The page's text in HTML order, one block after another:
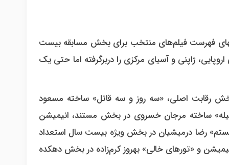
فهرست فیلم‌های منتخب برای بخش مسابقه بیست
ژاپنی و آسیای مرکزی را دربرگرفته اما حتی یک
رقابت اصلی، «سه روز و سه قاتل» ساخته مسعود
ساخته مرجان خسروی در بخش مستند، انیمیشن
رضا درمیشیان در بخش ویژه بیست سال استعداد
و «تورهای خالی» بهروز کرم‌زاده در بخش دهکده